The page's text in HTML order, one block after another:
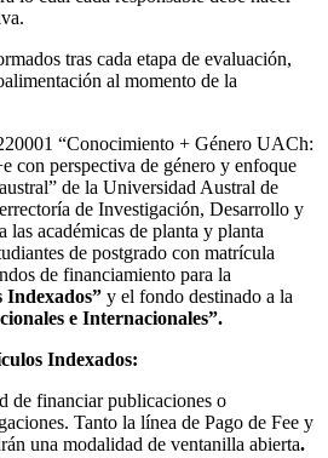
tras cada etapa de evaluación,
al momento de la
“Conocimiento + Género UACh:
con perspectiva de género y enfoque
de la Universidad Austral de
de Investigación, Desarrollo y
académicas de planta y planta
de postgrado con matrícula
de financiamiento para la
Indexados” y el fondo destinado a la
e Internacionales”.
Indexados:
de financiar publicaciones o
Tanto la línea de Pago de Fee y
una modalidad de ventanilla abierta.